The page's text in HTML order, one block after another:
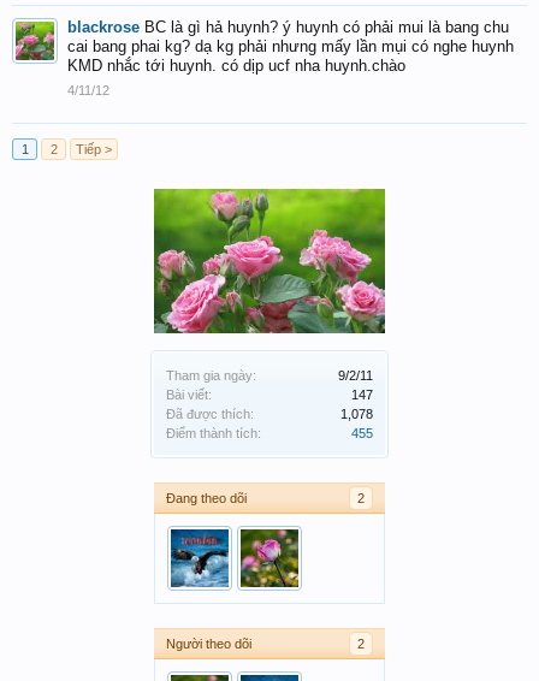
Tham gia ngày:
9/2/11
Bài viết:
147
Đã được thích:
1,078
Điểm thành tích:
455
Đang theo dõi 2
Người theo dõi 2
blackrose BC là gì hả huynh? ý huynh có phải mui là bang chu
cai bang phai kg? dạ kg phải nhưng mấy lần mụi có nghe huynh
KMD nhắc tới huynh. có dịp ucf nha huynh.chào
4/11/12
1 2 Tiếp >